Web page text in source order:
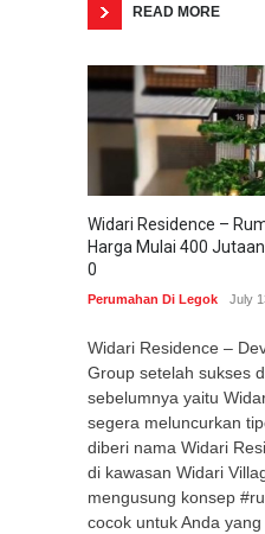
READ MORE
Widari Residence –
Harga Mulai 400
0
Perumahan Di Legok July
Widari Residence –
Group setelah sukses
sebelumnya yaitu
segera meluncurkan
diberi nama Widari
di kawasan Widari
mengusung konsep
cocok untuk Anda